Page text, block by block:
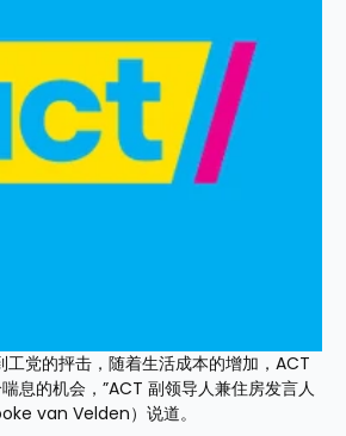
工党的抨击，随着生活成本的增加，ACT
息的机会，”ACT 副领导人兼住房发言人
van Velden）说道。